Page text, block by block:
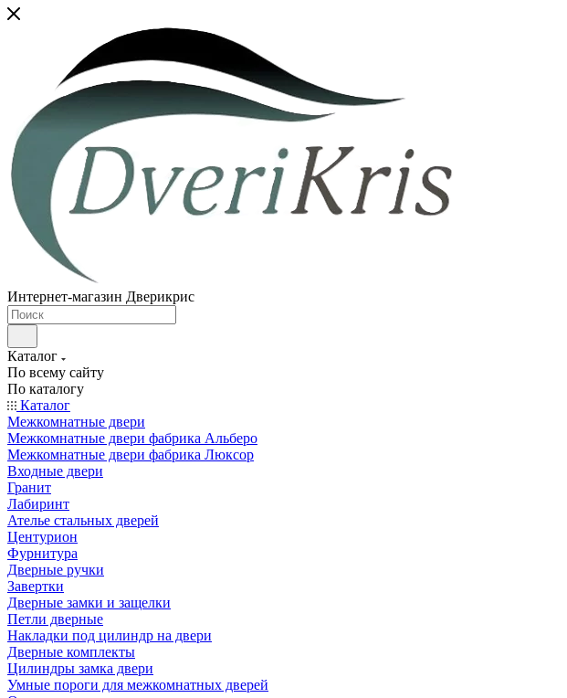
Интернет-магазин Дверикрис
Каталог
По всему сайту
По каталогу
Каталог
Межкомнатные двери
Межкомнатные двери фабрика Альберо
Межкомнатные двери фабрика Люксор
Входные двери
Гранит
Лабиринт
Ателье стальных дверей
Центурион
Фурнитура
Дверные ручки
Завертки
Дверные замки и защелки
Петли дверные
Накладки под цилиндр на двери
Дверные комплекты
Цилиндры замка двери
Умные пороги для межкомнатных дверей